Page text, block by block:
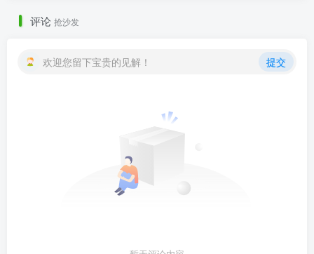
评论 抢沙发
欢迎您留下宝贵的见解！ 提交